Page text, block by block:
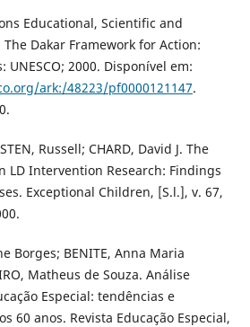
Educational, Scientific and
Dakar Framework for Action:
UNESCO; 2000. Disponível em:
ark:/48223/pf0000121147.
Russell; CHARD, David J. The
LD Intervention Research: Findings
Exceptional Children, [S.l.], v. 67,
Borges; BENITE, Anna Maria
Matheus de Souza. Análise
Especial: tendências e
60 anos. Revista Educação Especial,